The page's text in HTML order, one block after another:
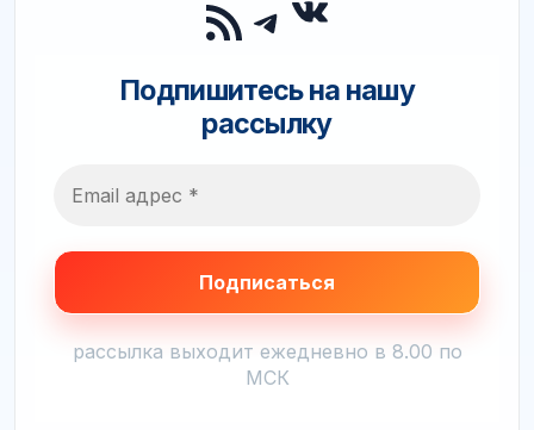
RSS-лента
Telegram
Подпишитесь на нашу
рассылку
рассылка выходит ежедневно в 8.00 по
МСК